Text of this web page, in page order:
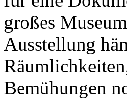
großes
Ausstellung
Bemühungen